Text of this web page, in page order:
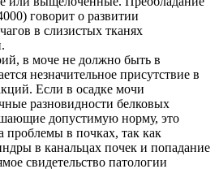
говорит о развитии
в слизистых тканях
в моче не должно быть в
незначительное присутствие в
Если в осадке мочи
разновидности белковых
допустимую норму, это
проблемы в почках, так как
в канальцах почек и попадание
свидетельство патологии